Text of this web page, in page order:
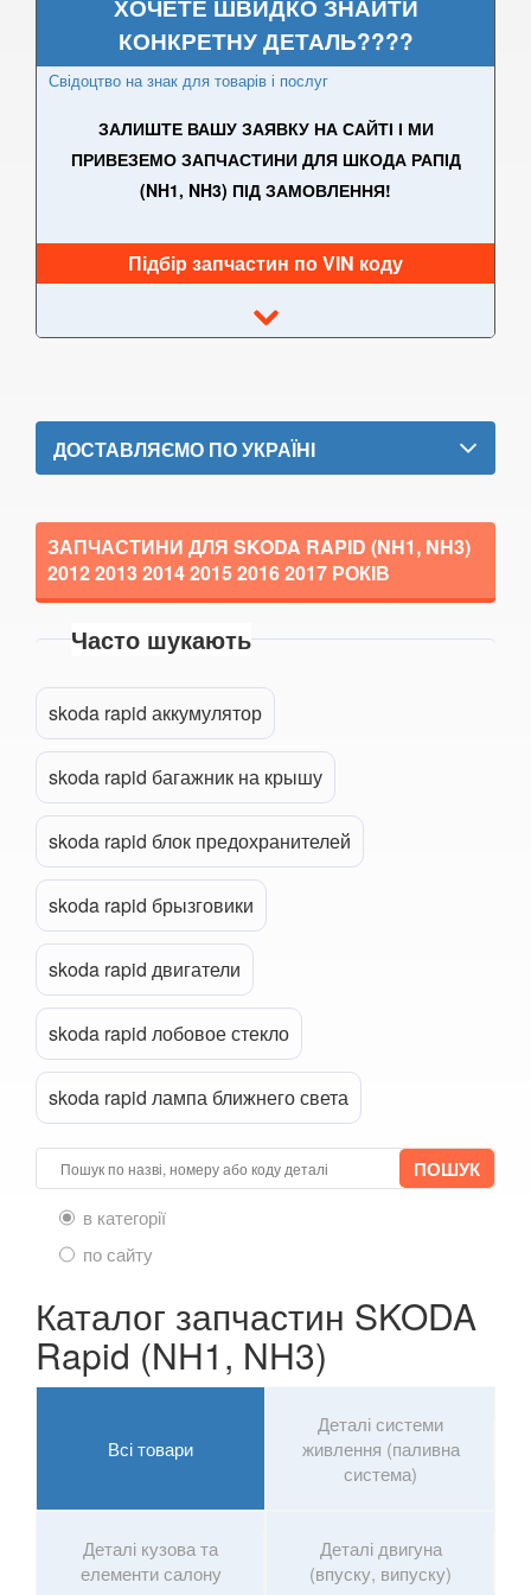
Karoq
Kodiaq
Roomster (5J1-5J8)
Superb III (B8, 3V)
Octavia Mk II (1Z3, 1Z5)
SUBARU keyboard_arrow_down
TESLA keyboard_arrow_down
TOYOTA keyboard_arrow_down
VOLKSWAGEN
VOLVO
В наявності!
ХОЧЕТЕ ШВИДКО ЗНАЙТИ
КОНКРЕТНУ ДЕТАЛЬ????
Свідоцтво на знак для товарів і послуг
ЗАЛИШТЕ ВАШУ ЗАЯВКУ НА САЙТІ І МИ
ПРИВЕЗЕМО ЗАПЧАСТИНИ ДЛЯ ШКОДА РАПІД
(NH1, NH3) ПІД ЗАМОВЛЕННЯ!
Підбір запчастин по VIN коду
attach_fileПрикріпити файл
ДОСТАВЛЯЄМО ПО УКРАЇНІ
ЗАПЧАСТИНИ ДЛЯ SKODA RAPID (NH1, NH3)
2012 2013 2014 2015 2016 2017 РОКІВ
Часто шукають
skoda rapid аккумулятор
skoda rapid багажник на крышу
skoda rapid блок предохранителей
skoda rapid брызговики
skoda rapid двигатели
skoda rapid лобовое стекло
skoda rapid лампа ближнего света
в категорії
по сайту
Каталог запчастин SKODA
Rapid (NH1, NH3)
Всі товари
Деталі системи
живлення (паливна
система)
Деталі кузова та
елементи салону
Деталі двигуна
(впуску, випуску)